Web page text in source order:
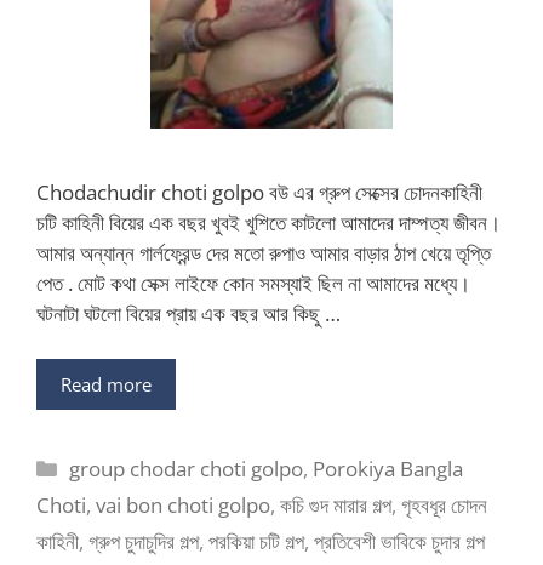
Chodachudir choti golpo বউ এর গ্রুপ সেক্সের চোদনকাহিনী
চটি কাহিনী বিয়ের এক বছর খুবই খুশিতে কাটলো আমাদের দাম্পত্য জীবন।
আমার অন্যান্ন গার্লফ্রেন্ড দের মতো রুপাও আমার বাড়ার ঠাপ খেয়ে তৃপ্তি
পেত . মোট কথা সেক্স লাইফে কোন সমস্যাই ছিল না আমাদের মধ্যে।
ঘটনাটা ঘটলো বিয়ের প্রায় এক বছর আর কিছু …
Read more
Categories
group chodar choti golpo, Porokiya Bangla
Choti, vai bon choti golpo, কচি গুদ মারার গল্প, গৃহবধূর চোদন
কাহিনী, গ্রুপ চুদাচুদির গল্প, পরকিয়া চটি গল্প, প্রতিবেশী ভাবিকে চুদার গল্প